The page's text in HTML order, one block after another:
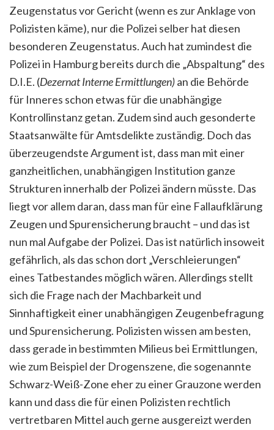
Zeugenstatus vor Gericht (wenn es zur Anklage von
Polizisten käme), nur die Polizei selber hat diesen
besonderen Zeugenstatus. Auch hat zumindest die
Polizei in Hamburg bereits durch die „Abspaltung“ des
D.I.E. (DezernatInterne Ermittlungen)an die Behörde
für Inneres schon etwas für die unabhängige
Kontrollinstanz getan. Zudem sind auch gesonderte
Staatsanwälte für Amtsdelikte zuständig. Doch das
überzeugendste Argument ist, dass man mit einer
ganzheitlichen, unabhängigen Institution ganze
Strukturen innerhalb der Polizei ändern müsste. Das
liegt vor allem daran, dass man für eine Fallaufklärung
Zeugen und Spurensicherung braucht – und das ist
nun mal Aufgabe der Polizei. Das ist natürlich insoweit
gefährlich, als das schon dort „Verschleierungen“
eines Tatbestandes möglich wären. Allerdings stellt
sich die Frage nach der Machbarkeit und
Sinnhaftigkeit einer unabhängigen Zeugenbefragung
und Spurensicherung. Polizisten wissen am besten,
dass gerade in bestimmten Milieus bei Ermittlungen,
wie zum Beispiel der Drogenszene, die sogenannte
Schwarz-Weiß-Zone eher zu einer Grauzone werden
kann und dass die für einen Polizisten rechtlich
vertretbaren Mittel auch gerne ausgereizt werden